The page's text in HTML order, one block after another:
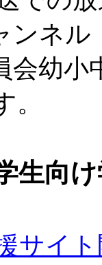
ンネル
小中
生向
サイ